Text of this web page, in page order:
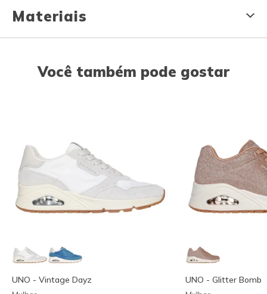
Materiais
Você também pode gostar
UNO - Vintage Dayz UNO - Glitter Bomb